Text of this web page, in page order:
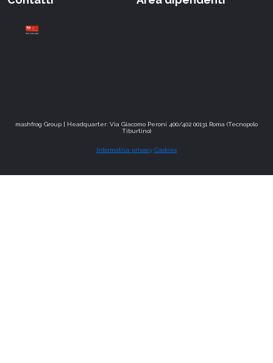
mashfrog Group | Headquarter: Via Giacomo Peroni 400/402 00131 Roma (Tecnopolo
Tiburtino)
Informativa privacy Cookies